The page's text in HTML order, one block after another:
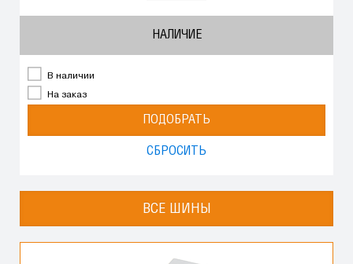
НАЛИЧИЕ
В наличии
На заказ
ПОДОБРАТЬ
СБРОСИТЬ
ВСЕ ШИНЫ